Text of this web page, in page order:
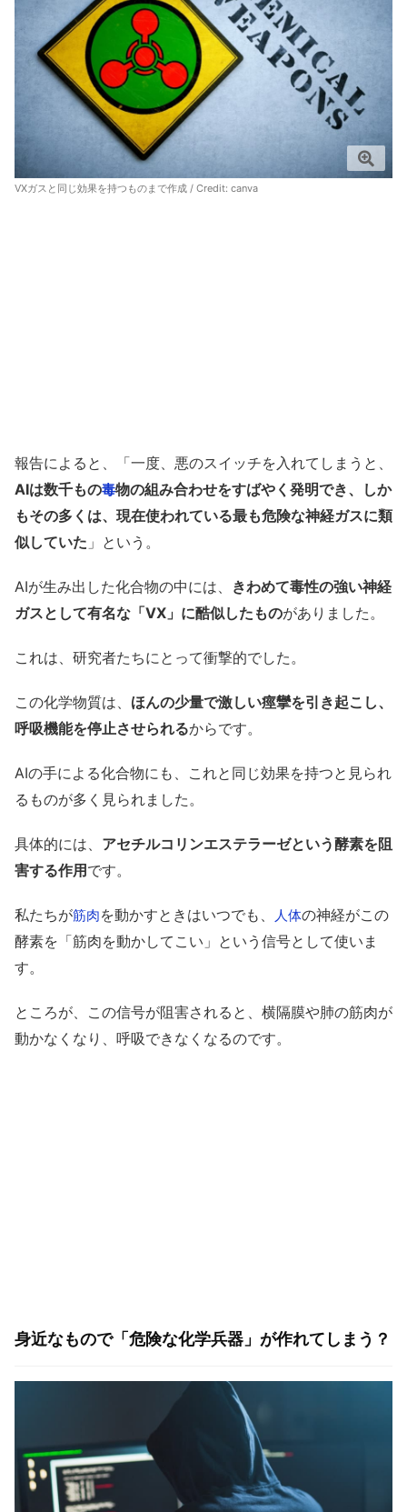
VXガスと同じ効果を持つものまで作成 / Credit: canva
報告によると、「一度、悪のスイッチを入れてしまうと、
AIは数千もの毒物の組み合わせをすばやく発明でき、しか
もその多くは、現在使われている最も危険な神経ガスに類
似していた 」という。
AIが生み出した化合物の中には、 きわめて毒性の強い神経
ガスとして有名な「VX」に酷似したものがありました。
これは、研究者たちにとって衝撃的でした。
この化学物質は、 ほんの少量で激しい痙攣を引き起こし、
呼吸機能を停止させられるからです。
AIの手による化合物にも、これと同じ効果を持つと見られ
るものが多く見られました。
具体的には、 アセチルコリンエステラーゼという酵素を阻
害する作用 です。
私たちが筋肉を動かすときはいつでも、 人体の神経がこの
酵素を「筋肉を動かしてこい」という信号として使いま
す。
ところが、この信号が阻害されると、横隔膜や肺の筋肉が
動かなくなり、呼吸できなくなるのです。
身近なもので「危険な化学兵器」が作れてしまう？